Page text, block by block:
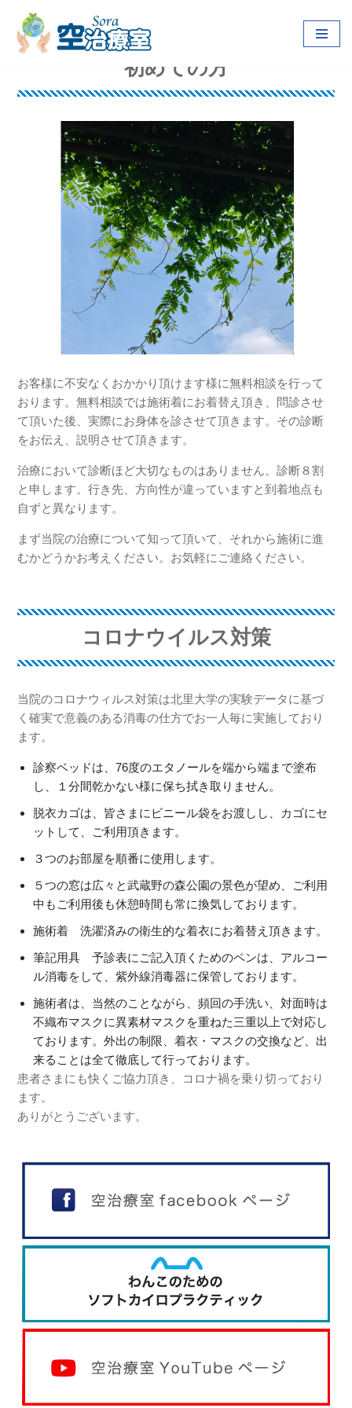
コ
ン
初めての方
お客様に不安なくおかかり頂けます様に無料相談を行って
おります。無料相談では施術着にお着替え頂き、問診させ
て頂いた後、実際にお身体を診させて頂きます。その診断
をお伝え、説明させて頂きます。
治療において診断ほど大切なものはありません。診断８割
と申します。行き先、方向性が違っていますと到着地点も
自ずと異なります。
まず当院の治療について知って頂いて、それから施術に進
むかどうかお考えください。お気軽にご連絡ください。
コロナウイルス対策
当院のコロナウィルス対策は北里大学の実験データに基づ
く確実で意義のある消毒の仕方でお一人毎に実施しており
ます。
診察ベッドは、76度のエタノールを端から端まで塗布
し、１分間乾かない様に保ち拭き取りません。
脱衣カゴは、皆さまにビニール袋をお渡しし、カゴにセ
ットして、ご利用頂きます。
３つのお部屋を順番に使用します。
５つの窓は広々と武蔵野の森公園の景色が望め、ご利用
中もご利用後も休憩時間も常に換気しております。
施術着 洗濯済みの衛生的な着衣にお着替え頂きます。
筆記用具 予診表にご記入頂くためのペンは、アルコー
ル消毒をして、紫外線消毒器に保管しております。
施術者は、当然のことながら、頻回の手洗い、対面時は
不織布マスクに異素材マスクを重ねた三重以上で対応し
ております。外出の制限、着衣・マスクの交換など、出
来ることは全て徹底して行っております。
患者さまにも快くご協力頂き、コロナ禍を乗り切っており
ます。
ありがとうございます。